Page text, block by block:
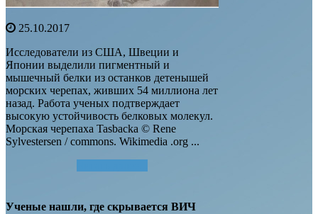
25.10.2017
Исследователи из США, Швеции и
Японии выделили пигментный и
мышечный белки из останков детенышей
морских черепах, живших 54 миллиона лет
назад. Работа ученых подтверждает
высокую устойчивость белковых молекул.
Морская черепаха Tasbacka © Rene
Sylvestersen / commons. Wikimedia .org ...
Ученые нашли, где скрывается ВИЧ